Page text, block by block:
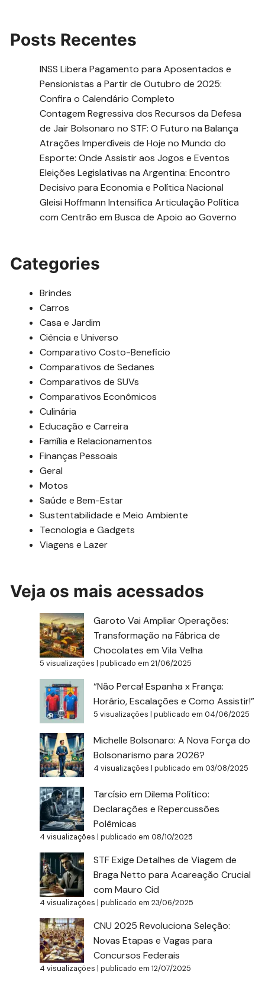
Posts Recentes
INSS Libera Pagamento para Aposentados e
Pensionistas a Partir de Outubro de 2025:
Confira o Calendário Completo
Contagem Regressiva dos Recursos da Defesa
de Jair Bolsonaro no STF: O Futuro na Balança
Atrações Imperdíveis de Hoje no Mundo do
Esporte: Onde Assistir aos Jogos e Eventos
Eleições Legislativas na Argentina: Encontro
Decisivo para Economia e Política Nacional
Gleisi Hoffmann Intensifica Articulação Política
com Centrão em Busca de Apoio ao Governo
Categories
Brindes
Carros
Casa e Jardim
Ciência e Universo
Comparativo Costo-Beneficio
Comparativos de Sedanes
Comparativos de SUVs
Comparativos Econômicos
Culinária
Educação e Carreira
Família e Relacionamentos
Finanças Pessoais
Geral
Motos
Saúde e Bem-Estar
Sustentabilidade e Meio Ambiente
Tecnologia e Gadgets
Viagens e Lazer
Veja os mais acessados
Garoto Vai Ampliar Operações:
Transformação na Fábrica de
Chocolates em Vila Velha
5 visualizações |publicado em 21/06/2025
“Não Perca! Espanha x França:
Horário, Escalações e Como Assistir!”
5 visualizações |publicado em 04/06/2025
Michelle Bolsonaro: A Nova Força do
Bolsonarismo para 2026?
4 visualizações |publicado em 03/08/2025
Tarcísio em Dilema Político:
Declarações e Repercussões
Polêmicas
4 visualizações |publicado em 08/10/2025
STF Exige Detalhes de Viagem de
Braga Netto para Acareação Crucial
com Mauro Cid
4 visualizações |publicado em 23/06/2025
CNU 2025 Revoluciona Seleção:
Novas Etapas e Vagas para
Concursos Federais
4 visualizações |publicado em 12/07/2025